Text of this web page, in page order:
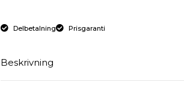
Delbetalning Prisgaranti
Beskrivning